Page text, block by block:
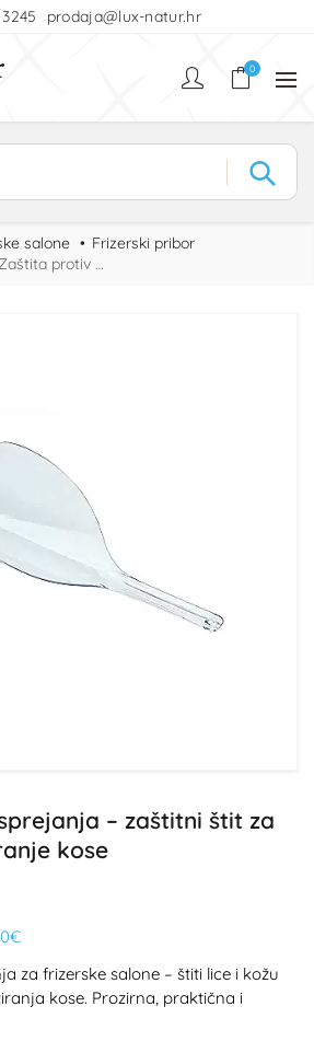
prodaja@lux-natur.hr
0
salone
Frizerski pribor
Zaštita protiv sprejanja
– zaštitni štit za
kose
za frizerske salone – štiti lice i kožu
kose. Prozirna, praktična i